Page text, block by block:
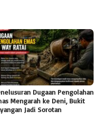
Dugaan Pengolahan
Mengarah ke Deni, Bukit
Jadi Sorotan